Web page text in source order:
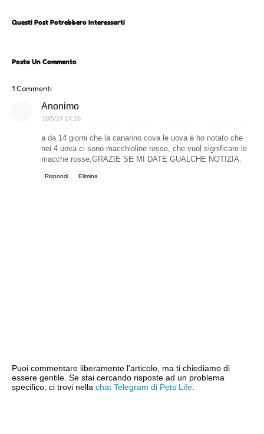
Questi Post Potrebbero Interessarti
Posta Un Commento
1 Commenti
Anonimo
10/5/24 14:16
a da 14 giorni che la canarino cova le uova è ho notato che
nei 4 uova ci sono macchioline rosse, che vuol significare le
macche rosse,GRAZIE SE MI DATE GUALCHE NOTIZIA.
Rispondi Elimina
Puoi commentare liberamente l'articolo, ma ti chiediamo di
essere gentile. Se stai cercando risposte ad un problema
specifico, ci trovi nella chat Telegram di Pets Life